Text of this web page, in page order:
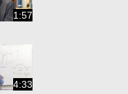
1:57
4:33